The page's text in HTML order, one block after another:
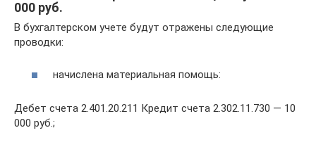
000 руб.
В бухгалтерском учете будут отражены следующие
проводки:
начислена материальная помощь:
Дебет счета 2.401.20.211 Кредит счета 2.302.11.730 — 10
000 руб.;